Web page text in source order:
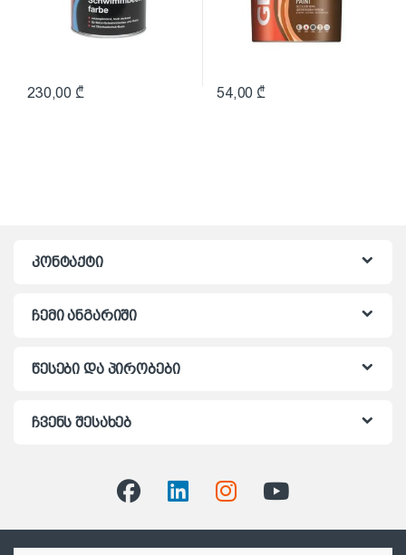
230,00₾ 54,00₾
კონტაქტი
ჩემი ანგარიში
წესები და პირობები
ჩვენს შესახებ